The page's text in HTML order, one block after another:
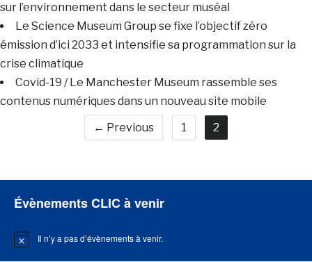
sur l’environnement dans le secteur muséal
Le Science Museum Group se fixe l’objectif zéro
émission d’ici 2033 et intensifie sa programmation sur la
crise climatique
Covid-19 / Le Manchester Museum rassemble ses
contenus numériques dans un nouveau site mobile
← Previous
1 2
Évènements CLIC à venir
Notice Il n’y a pas d’évènements à venir.